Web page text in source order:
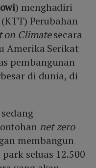
) menghadiri
Perubahan
on Climatesecara
Amerika Serikat
pembangunan
di dunia, di
net zero
membangun
seluas 12.500